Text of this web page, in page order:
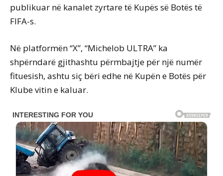
publikuar në kanalet zyrtare të Kupës së Botës të
FIFA-s.
Në platformën “X”, “Michelob ULTRA” ka
shpërndarë gjithashtu përmbajtje për një numër
fituesish, ashtu siç bëri edhe në Kupën e Botës për
Klube vitin e kaluar.